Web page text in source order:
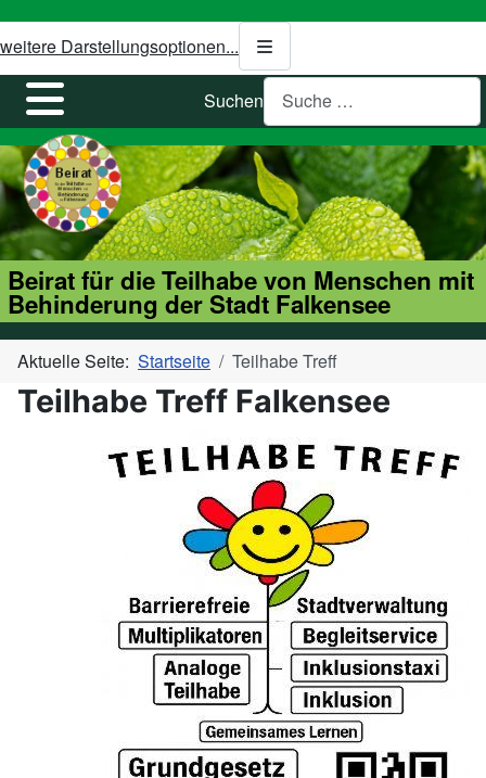
weitere Darstellungsoptionen...
Suchen
Beirat für die Teilhabe von Menschen mit
Behinderung der Stadt Falkensee
Aktuelle Seite: Startseite Teilhabe Treff
Teilhabe Treff Falkensee